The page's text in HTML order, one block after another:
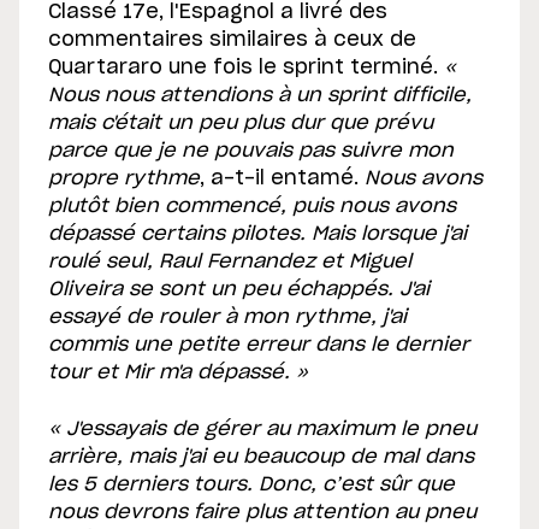
Classé 17e, l'Espagnol a livré des
commentaires similaires à ceux de
Quartararo une fois le sprint terminé. «
Nous nous attendions à un sprint difficile,
mais c'était un peu plus dur que prévu
parce que je ne pouvais pas suivre mon
propre rythme, a-t-il entamé. Nous avons
plutôt bien commencé, puis nous avons
dépassé certains pilotes. Mais lorsque j'ai
roulé seul, Raul Fernandez et Miguel
Oliveira se sont un peu échappés. J'ai
essayé de rouler à mon rythme, j'ai
commis une petite erreur dans le dernier
tour et Mir m'a dépassé. »
« J'essayais de gérer au maximum le pneu
arrière, mais j'ai eu beaucoup de mal dans
les 5 derniers tours. Donc, c’est sûr que
nous devrons faire plus attention au pneu